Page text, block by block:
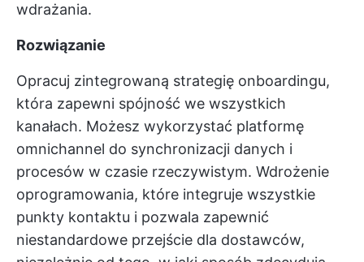
wdrażania.
Rozwiązanie
Opracuj zintegrowaną strategię onboardingu,
która zapewni spójność we wszystkich
kanałach. Możesz wykorzystać platformę
omnichannel do synchronizacji danych i
procesów w czasie rzeczywistym. Wdrożenie
oprogramowania, które integruje wszystkie
punkty kontaktu i pozwala zapewnić
niestandardowe przejście dla dostawców,